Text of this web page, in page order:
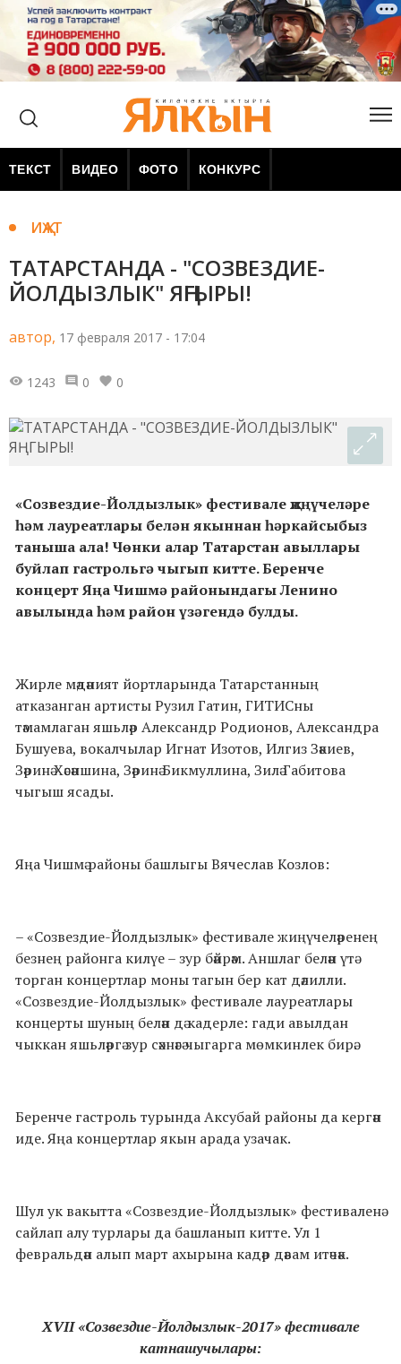
ТЕКСТ ВИДЕО ФОТО КОНКУРС
ИҖАТ
ТАТАРСТАНДА - "СОЗВЕЗДИЕ-
ЙОЛДЫЗЛЫК" ЯҢГЫРЫ!
автор, 17 февраля 2017 - 17:04
1243 0 0
«Созвездие-Йолдызлык» фестивале җиңүчеләре
һәм лауреатлары белән якыннан һәркайсыбыз
таныша ала! Чөнки алар Татарстан авыллары
буйлап гастрольгә чыгып китте. Беренче
концерт Яңа Чишмә районындагы Ленино
авылында һәм район үзәгендә булды.
Жирле мәдәният йортларында Татарстанның
атказанган артисты Рузил Гатин, ГИТИСны
тәмамлаган яшьләр Александр Родионов, Александра
Бушуева, вокалчылар Игнат Изотов, Илгиз Зәкиев,
Зәринә Хәсәншина, Зәринә Бикмуллина, Зилә Габитова
чыгыш ясады.
Яңа Чишмә районы башлыгы Вячеслав Козлов:
– «Созвездие-Йолдызлык» фестивале жиңүчеләренең
безнең районга килүе – зур бәйрәм. Аншлаг белән үтә
торган концертлар моны тагын бер кат дәлилли.
«Созвездие-Йолдызлык» фестивале лауреатлары
концерты шуның белән дә кадерле: гади авылдан
чыккан яшьләргә зур сәхнәгә чыгарга мөмкинлек бирә.
Беренче гастроль турында Аксубай районы да кергән
иде. Яңа концертлар якын арада узачак.
Шул ук вакытта «Созвездие-Йолдызлык» фестиваленә
сайлап алу турлары да башланып китте. Ул 1
февральдән алып март ахырына кадәр дәвам итәчәк.
XVII «Созвездие-Йолдызлык-2017» фестивале
катнашучылары: